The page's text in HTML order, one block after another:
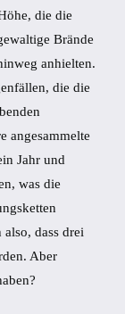
die die
Brände
anhielten.
die die
angesammelte
Jahr und
was die
dass drei
Aber